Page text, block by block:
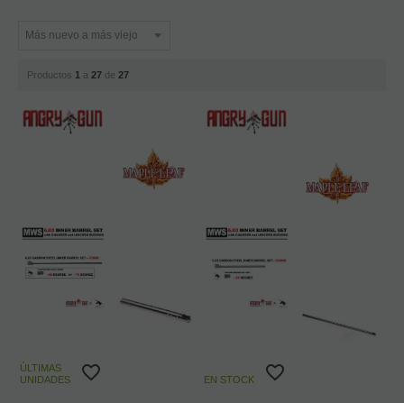
Productos 1 a 27 de 27
ÚLTIMAS
UNIDADES
EN STOCK